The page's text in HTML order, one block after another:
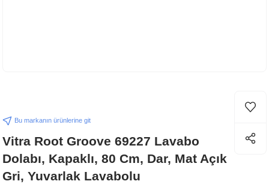
Bu markanın ürünlerine git
Vitra Root Groove 69227 Lavabo
Dolabı, Kapaklı, 80 Cm, Dar, Mat Açık
Gri, Yuvarlak Lavabolu